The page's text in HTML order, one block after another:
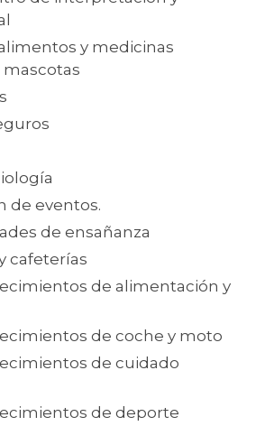
y medicinas
mascotas
de eventos.
de ensañanza
cafeterías
de alimentación y
de coche y moto
de cuidado
de deporte